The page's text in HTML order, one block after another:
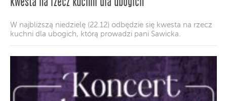
Kwesta na rzecz kuchni dla ubogich
W najbliższą niedzielę (22.12) odbędzie się kwesta na rzecz
kuchni dla ubogich, którą prowadzi pani Sawicka.